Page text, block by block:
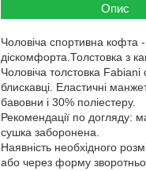
Опис
Чоловіча спортивна кофта
діскомфорта.Толстовка з
Чоловіча толстовка
блискавці. Еластичні
бавовни і 30% поліестеру.
Рекомендації по догляду:
сушка заборонена.
Наявність необхідного
або через форму